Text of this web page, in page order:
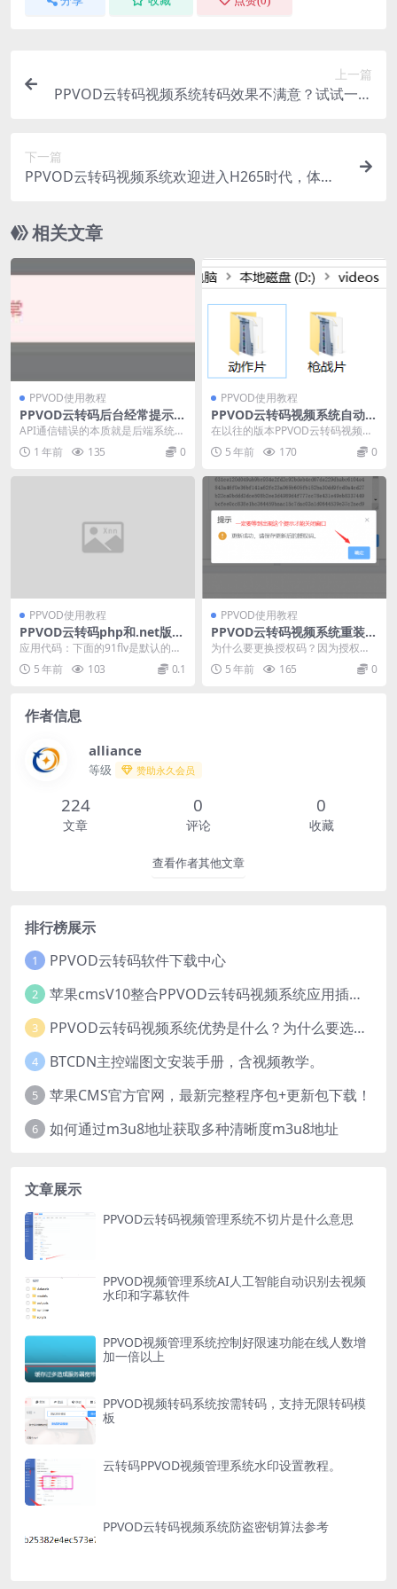
上一篇
PPVOD云转码视频系统转码效果不满意？试试一键
下一篇
PPVOD云转码视频系统欢迎进入H265时代，体积
相关文章
PPVOD使用教程
PPVOD云转码后台经常提示a
pi通信异常怎么办
API通信错误的本质就是后端系统跟
前端UI连接出现异常。出现这种情
况一般只有两个...
1 年前 135 0
PPVOD使用教程
PPVOD云转码视频系统自动按
文件夹分类功能
在以往的版本PPVOD云转码视频系
统里面的视频是不能按分类查询
的，导致很多用户在...
5 年前 170 0
PPVOD使用教程
PPVOD云转码php和.net版密
钥算法
应用代码：下面的91flv是默认的云
转码后台的密钥，你的云转码后台
设置的什么，这...
5 年前 103 0.1
PPVOD使用教程
PPVOD云转码视频系统重装系
统或换服务器了如何自助更换
授权码？
为什么要更换授权码？因为授权码
是绑定系统的跟域名ip无关，更换
服务器或重装系统都...
5 年前 165 0
作者信息
alliance
等级 赞助永久会员
224
文章
0
评论
0
收藏
查看作者其他文章
排行榜展示
1 PPVOD云转码软件下载中心
2 苹果cmsV10整合PPVOD云转码视频系统应用插件【推荐】
3 PPVOD云转码视频系统优势是什么？为什么要选择PPVOD？
4 BTCDN主控端图文安装手册，含视频教学。
5 苹果CMS官方官网，最新完整程序包+更新包下载！
6 如何通过m3u8地址获取多种清晰度m3u8地址
文章展示
PPVOD云转码视频管理系统不切片是什么意思
PPVOD视频管理系统AI人工智能自动识别去视频
水印和字幕软件
PPVOD视频管理系统控制好限速功能在线人数增
加一倍以上
PPVOD视频转码系统按需转码，支持无限转码模
板
云转码PPVOD视频管理系统水印设置教程。
PPVOD云转码视频系统防盗密钥算法参考